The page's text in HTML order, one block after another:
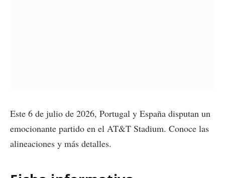
Este 6 de julio de 2026, Portugal y España disputan un
emocionante partido en el AT&T Stadium. Conoce las
alineaciones y más detalles.